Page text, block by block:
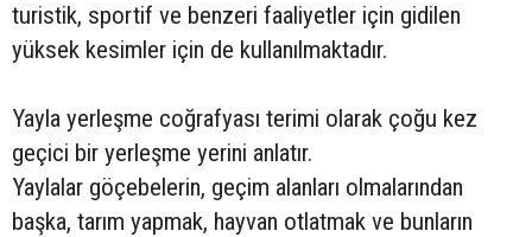
turistik, sportif ve benzeri faaliyetler için gidilen
yüksek kesimler için de kullanılmaktadır.
Yayla yerleşme coğrafyası terimi olarak çoğu kez
geçici bir yerleşme yerini anlatır.
Yaylalar göçebelerin, geçim alanları olmalarından
başka, tarım yapmak, hayvan otlatmak ve bunların